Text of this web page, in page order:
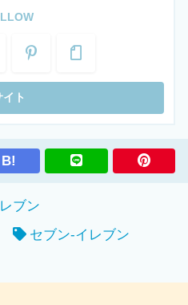
B!
ブン
セブン-イレブン